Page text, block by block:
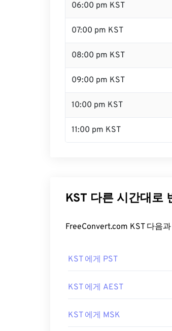
06:00 pm KST
07:00 pm KST
08:00 pm KST
09:00 pm KST
10:00 pm KST
11:00 pm KST
KST 다른 시간대로
FreeConvert.com KST 다음
KST 에게 PST
KST 에게 AEST
KST 에게 MSK